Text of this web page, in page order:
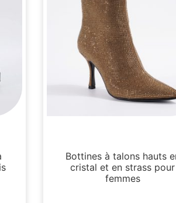
Bottines à talons hauts
cristal et en strass pour
femmes